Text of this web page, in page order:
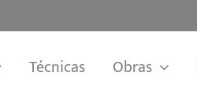
Técnicas Obras